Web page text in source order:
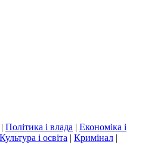
Політика і влада | Економіка і
Культура і освіта | Кримінал |